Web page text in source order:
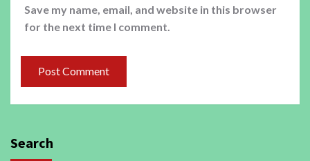
Save my name, email, and website in this browser
for the next time I comment.
Search